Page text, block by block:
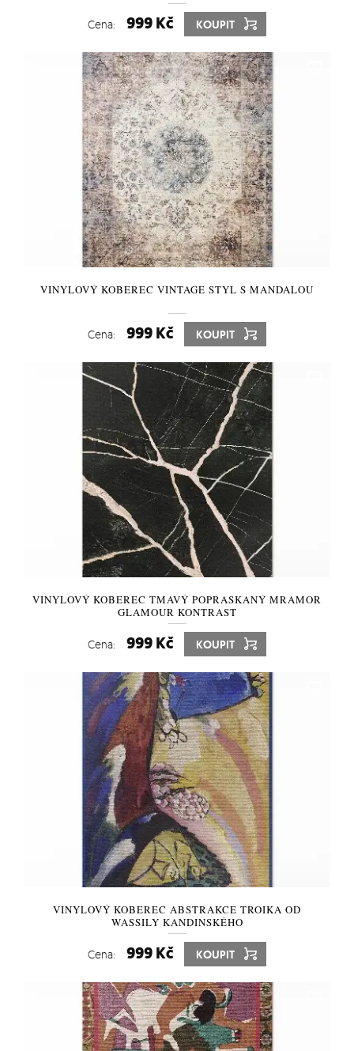
Cena: 999 Kč KOUPIT
VINYLOVÝ KOBEREC VINTAGE STYL S MANDALOU
Cena: 999 Kč KOUPIT
VINYLOVÝ KOBEREC TMAVÝ POPRASKANÝ MRAMOR
GLAMOUR KONTRAST
Cena: 999 Kč KOUPIT
VINYLOVÝ KOBEREC ABSTRAKCE TROIKA OD
WASSILY KANDINSKÉHO
Cena: 999 Kč KOUPIT